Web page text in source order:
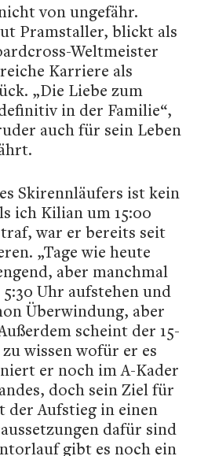
von ungefähr.
Pramstaller, blickt als
Weltmeister
Karriere als
„Die Liebe zum
in der Familie“,
auch für sein Leben
Skirennläufers ist kein
ich Kilian um 15:00
war er bereits seit
„Tage wie heute
aber manchmal
Uhr aufstehen und
Überwindung, aber
scheint der 15-
wissen wofür er es
er noch im A-Kader
doch sein Ziel für
der Aufstieg in einen
dafür sind
gibt es noch ein